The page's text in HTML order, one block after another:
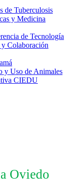
de Tuberculosis
y Medicina
de Tecnología
Colaboración
y Uso de Animales
CIEDU
Oviedo